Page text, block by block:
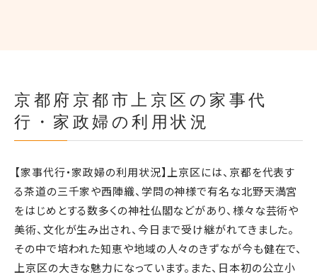
京都府京都市上京区の家事代
行・家政婦の利用状況
【家事代行・家政婦の利用状況】上京区には、京都を代表す
る茶道の三千家や西陣織、学問の神様で有名な北野天満宮
をはじめとする数多くの神社仏閣などがあり、様々な芸術や
美術、文化が生み出され、今日まで受け継がれてきました。
その中で培われた知恵や地域の人々のきずなが今も健在で、
上京区の大きな魅力になっています。また、日本初の公立小